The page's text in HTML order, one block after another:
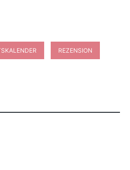
REZENSION